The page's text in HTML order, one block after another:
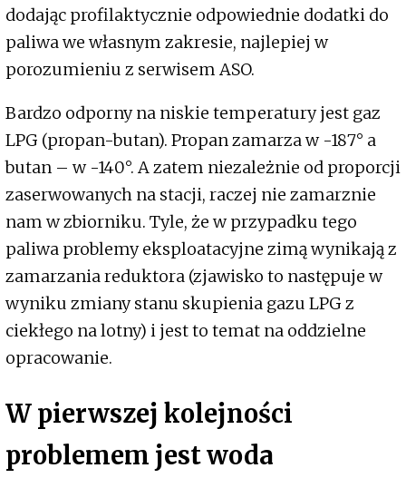
dodając profilaktycznie odpowiednie dodatki do
paliwa we własnym zakresie, najlepiej w
porozumieniu z serwisem ASO.
Bardzo odporny na niskie temperatury jest gaz
LPG (propan-butan). Propan zamarza w -187° a
butan – w -140°. A zatem niezależnie od proporcji
zaserwowanych na stacji, raczej nie zamarznie
nam w zbiorniku. Tyle, że w przypadku tego
paliwa problemy eksploatacyjne zimą wynikają z
zamarzania reduktora (zjawisko to następuje w
wyniku zmiany stanu skupienia gazu LPG z
ciekłego na lotny) i jest to temat na oddzielne
opracowanie.
W pierwszej kolejności
problemem jest woda